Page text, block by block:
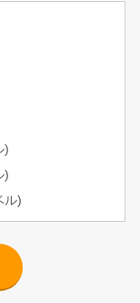
)
)
ル)